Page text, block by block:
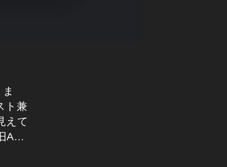
ト兼
えて
A…